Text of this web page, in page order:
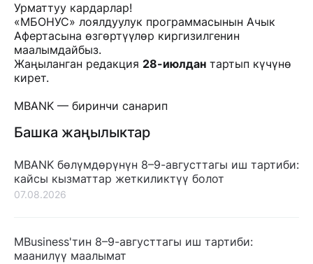
Урматтуу кардарлар!
«МБОНУС» лоялдуулук программасынын Ачык
Афертасына өзгөртүүлөр киргизилгенин
маалымдайбыз.
Жаңыланган редакция 28-июлдан тартып күчүнө
кирет.
MBANK — биринчи санарип
Башка жаңылыктар
MBANK бөлүмдөрүнүн 8–9-августтагы иш тартиби:
кайсы кызматтар жеткиликтүү болот
07.08.2026
MBusiness'тин 8–9-августтагы иш тартиби:
маанилүү маалымат